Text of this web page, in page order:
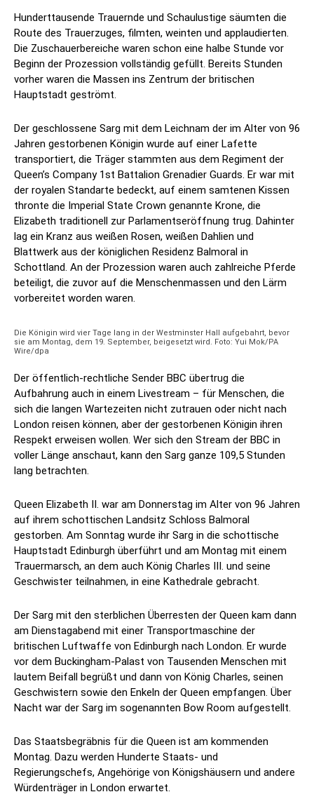
Hunderttausende Trauernde und Schaulustige säumten die
Route des Trauerzuges, filmten, weinten und applaudierten.
Die Zuschauerbereiche waren schon eine halbe Stunde vor
Beginn der Prozession vollständig gefüllt. Bereits Stunden
vorher waren die Massen ins Zentrum der britischen
Hauptstadt geströmt.
Der geschlossene Sarg mit dem Leichnam der im Alter von 96
Jahren gestorbenen Königin wurde auf einer Lafette
transportiert, die Träger stammten aus dem Regiment der
Queen’s Company 1st Battalion Grenadier Guards. Er war mit
der royalen Standarte bedeckt, auf einem samtenen Kissen
thronte die Imperial State Crown genannte Krone, die
Elizabeth traditionell zur Parlamentseröffnung trug. Dahinter
lag ein Kranz aus weißen Rosen, weißen Dahlien und
Blattwerk aus der königlichen Residenz Balmoral in
Schottland. An der Prozession waren auch zahlreiche Pferde
beteiligt, die zuvor auf die Menschenmassen und den Lärm
vorbereitet worden waren.
Die Königin wird vier Tage lang in der Westminster Hall aufgebahrt, bevor
sie am Montag, dem 19. September, beigesetzt wird. Foto: Yui Mok/PA
Wire/dpa
Der öffentlich-rechtliche Sender BBC übertrug die
Aufbahrung auch in einem Livestream – für Menschen, die
sich die langen Wartezeiten nicht zutrauen oder nicht nach
London reisen können, aber der gestorbenen Königin ihren
Respekt erweisen wollen. Wer sich den Stream der BBC in
voller Länge anschaut, kann den Sarg ganze 109,5 Stunden
lang betrachten.
Queen Elizabeth II. war am Donnerstag im Alter von 96 Jahren
auf ihrem schottischen Landsitz Schloss Balmoral
gestorben. Am Sonntag wurde ihr Sarg in die schottische
Hauptstadt Edinburgh überführt und am Montag mit einem
Trauermarsch, an dem auch König Charles III. und seine
Geschwister teilnahmen, in eine Kathedrale gebracht.
Der Sarg mit den sterblichen Überresten der Queen kam dann
am Dienstagabend mit einer Transportmaschine der
britischen Luftwaffe von Edinburgh nach London. Er wurde
vor dem Buckingham-Palast von Tausenden Menschen mit
lautem Beifall begrüßt und dann von König Charles, seinen
Geschwistern sowie den Enkeln der Queen empfangen. Über
Nacht war der Sarg im sogenannten Bow Room aufgestellt.
Das Staatsbegräbnis für die Queen ist am kommenden
Montag. Dazu werden Hunderte Staats- und
Regierungschefs, Angehörige von Königshäusern und andere
Würdenträger in London erwartet.